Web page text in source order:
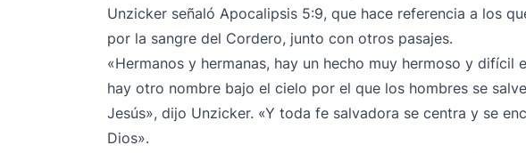
Unzicker señaló Apocalipsis 5:9, que hace referencia a los
por la sangre del Cordero, junto con otros pasajes.
«Hermanos y hermanas, hay un hecho muy hermoso y difícil
hay otro nombre bajo el cielo por el que los hombres se
Jesús», dijo Unzicker. «Y toda fe salvadora se centra y se
Dios».